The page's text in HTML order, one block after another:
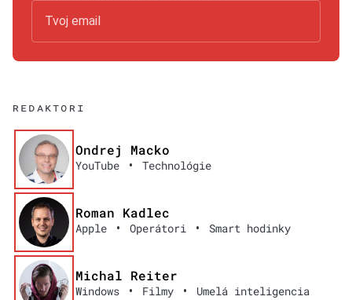
REDAKTORI
Ondrej Macko
YouTube • Technológie
Roman Kadlec
Apple • Operátori • Smart hodinky
Michal Reiter
Windows • Filmy • Umelá inteligencia